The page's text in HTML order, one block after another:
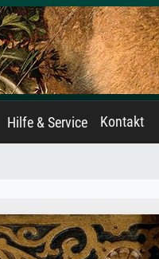
Hilfe & Service Kontakt